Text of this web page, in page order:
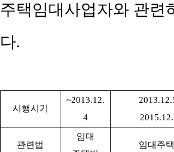
주택임대사업자와 관련
다.
시행시기
~2013.12.
4
관련법
임대
임대주